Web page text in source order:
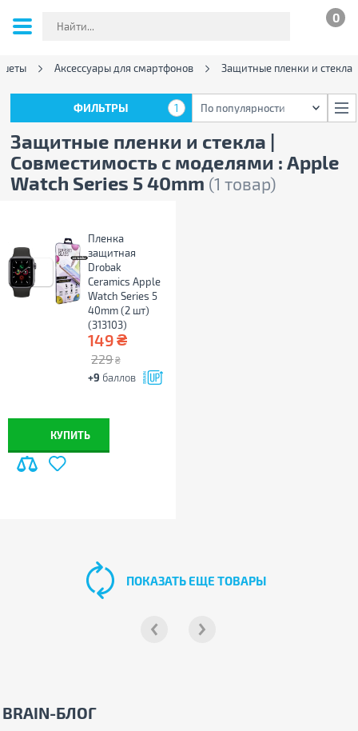
0
Аксессуары для смартфонов Защитные пленки и стекла
Защитные пленки и стекла |
Совместимость с моделями : Apple
Watch Series 5 40mm (1 товар)
ФИЛЬТРЫ 1 По популярности
Пленка
защитная
Drobak
Ceramics Apple
Watch Series 5
40mm (2 шт)
(313103)
149₴
229 ₴
+9 баллов
КУПИТЬ
ПОКАЗАТЬ ЕЩЕ ТОВАРЫ
BRAIN-БЛОГ
ФИЛЬТРЫ 1 По популярности